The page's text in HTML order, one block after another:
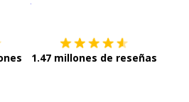
1.47 millones de reseñas